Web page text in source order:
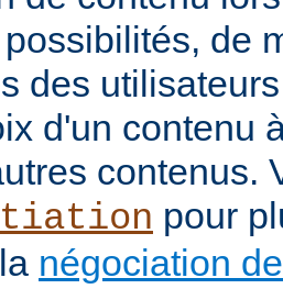
de
des
d'un contenu
contenus.
pour
négociation